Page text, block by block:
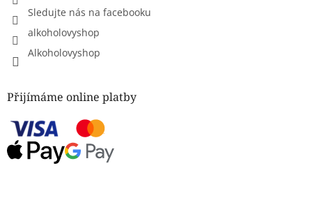
Sledujte nás na facebooku
alkoholovyshop
Alkoholovyshop
Přijímáme online platby